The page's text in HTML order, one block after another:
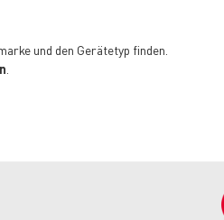
und den Gerätetyp finden.